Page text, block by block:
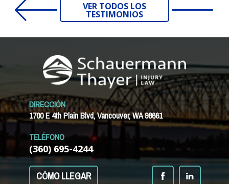
VER TODOS LOS
TESTIMONIOS
DIRECCIÓN
1700 E 4th Plain Blvd, Vancouver, WA 98661
TELÉFONO
(360) 695-4244
CÓMO LLEGAR